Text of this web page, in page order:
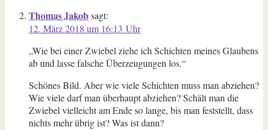
Thomas Jakobsagt:
12. März 2018 um 16:13 Uhr
„Wie bei einer Zwiebel ziehe ich Schichten meines Glaubens
ab und lasse falsche Überzeugungen los.“
Schönes Bild. Aber wie viele Schichten muss man abziehen?
Wie viele darf man überhaupt abziehen? Schält man die
Zwiebel vielleicht am Ende so lange, bis man feststellt, dass
nichts mehr übrig ist? Was ist dann?